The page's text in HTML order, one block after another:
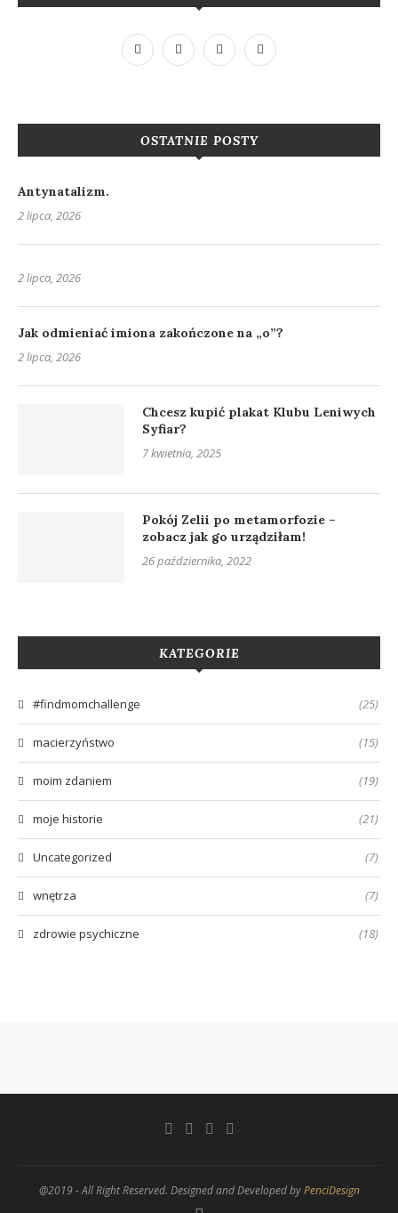
OSTATNIE POSTY
Antynatalizm.
2 lipca, 2026
2 lipca, 2026
Jak odmieniać imiona zakończone na „o”?
2 lipca, 2026
Chcesz kupić plakat Klubu Leniwych
Syfiar?
7 kwietnia, 2025
Pokój Zelii po metamorfozie –
zobacz jak go urządziłam!
26 października, 2022
KATEGORIE
#findmomchallenge (25)
macierzyństwo (15)
moim zdaniem (19)
moje historie (21)
Uncategorized (7)
wnętrza (7)
zdrowie psychiczne (18)
@2019 - All Right Reserved. Designed and Developed byPenciDesign